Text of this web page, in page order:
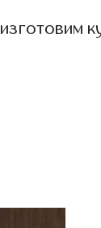
изготовим